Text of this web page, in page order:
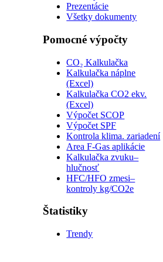
Prezentácie
Všetky dokumenty
Pomocné výpočty
CO₂ Kalkulačka
Kalkulačka náplne
(Excel)
Kalkulačka CO2 ekv.
(Excel)
Výpočet SCOP
Výpočet SPF
Kontrola klima. zariadení
Area F-Gas aplikácie
Kalkulačka zvuku–
hlučnosť
HFC/HFO zmesi–
kontroly kg/CO2e
Štatistiky
Trendy